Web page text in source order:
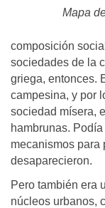
Mapa
composición
sociedades de la
griega, entonces.
campesina, y por
sociedad mísera,
hambrunas.
mecanismos para
desaparecieron.
Pero también era
núcleos urbanos,